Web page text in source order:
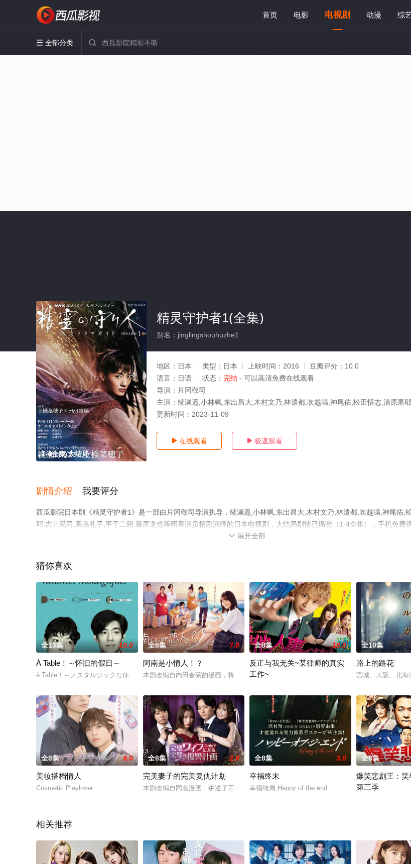
首页 电影 电视剧 动漫 综
 全部分类 
1-4全集/大结局
精灵守护者1(全集)
别名：jinglingshouhuzhe1
地区： 日本 类型： 日本 上映时间： 2016 豆瓣评分： 10.0
语言： 日语 状态： 完结 - 可以高清免费在线观看
导演： 片冈敬司
主演： 绫濑遥,小林飒,东出昌大,木村文乃,林遣都,吹越满,神尾佑,松田悟志,清原果
更新时间： 2023-11-09
 在线观看  极速观看
剧情介绍 我要评分
西瓜影院日本剧《精灵守护者1》是一部由片冈敬司导演执导，绫濑遥,小林飒,东出昌大,木村文乃,林遣都,吹越满,神尾佑,
耶,吉川晃司,高岛礼子,平干二朗,藤原龙也等明星演员精彩演绎的日本电视剧，大结局剧情已揭晓（1-4全集），手机免费
完整版电视剧全集就上西瓜影视，热播电视剧提前免费观看，更多剧情信息可移步至豆瓣电视剧、电视猫或剧情网等平台
 展开全部
猜你喜欢
全13集 10.0
À Table！～怀旧的假日～
à Table！～ノスタルジックな休日～,à Table！～跟着古代食谱学做菜～第二季,à Table！～歴史のレシピを作ってたべる～
全8集 7.0
阿南是小情人！？
本剧改编自内田春菊的漫画，将原作中的男女主身份逆转，讲述了千代美和南是从小像兄
全8集 10.0
反正与我无关~某律师的真实
工作~
全10集
路上的路花
宮城、大阪、北海
全8集 9.0
美妆搭档情人
Cosmetic Playlover
全8集 2.0
完美妻子的完美复仇计划
本剧改编自同名漫画，讲述了工作和家务都做得完美无瑕的妻子雨宫成美，发觉了一直对
全8集 3.0
幸福终末
幸福结局,Happy of the end
全8集
爆笑悲剧王：笑
第三季
相关推荐